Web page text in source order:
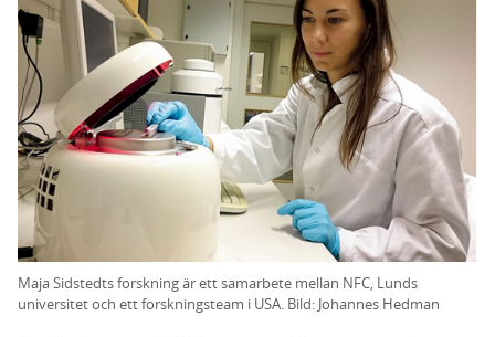
Maja Sidstedts forskning är ett samarbete mellan NFC, Lunds
universitet och ett forskningsteam i USA. Bild: Johannes Hedman